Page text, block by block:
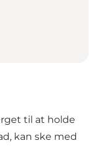
til at holde
kan ske med